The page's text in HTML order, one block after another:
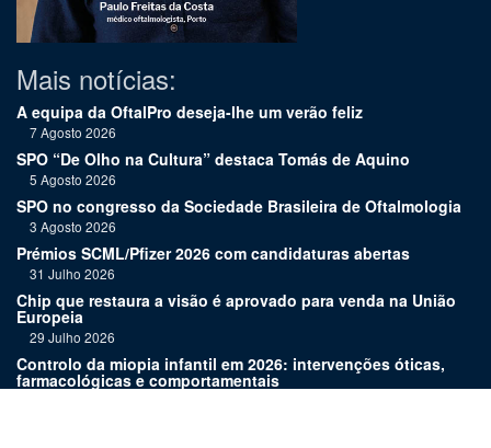
Mais notícias:
A equipa da OftalPro deseja-lhe um verão feliz
7 Agosto 2026
SPO “De Olho na Cultura” destaca Tomás de Aquino
5 Agosto 2026
SPO no congresso da Sociedade Brasileira de Oftalmologia
3 Agosto 2026
Prémios SCML/Pfizer 2026 com candidaturas abertas
31 Julho 2026
Chip que restaura a visão é aprovado para venda na União
Europeia
29 Julho 2026
Controlo da miopia infantil em 2026: intervenções óticas,
farmacológicas e comportamentais